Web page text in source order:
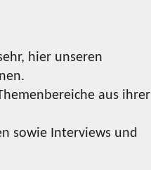
hier unseren
aus ihrer
sowie Interviews und